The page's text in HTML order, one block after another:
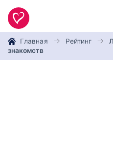
Главная Рейтинг
знакомств